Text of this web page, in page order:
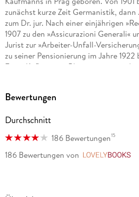
zunächst kurze Zeit Germanistik,
zum Dr. jur. Nach einer einjährigen
1907 zu den »Assicurazioni Generali«
Jurist zur »Arbeiter-Unfall-
zu seiner Pensionierung im Jahre 1922
Franz Kafka einen Blutsturz, es war der
Bewertungen
Durchschnitt
186 Bewertungen15
186 Bewertungen von